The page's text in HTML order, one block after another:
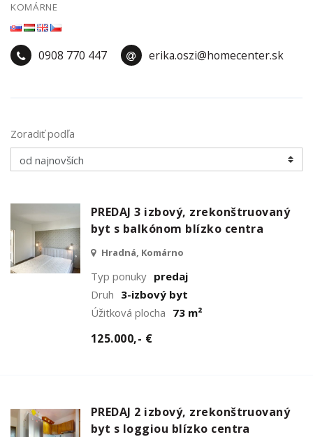
KOMÁRNE
0908 770 447 erika.oszi@homecenter.sk
Zoradiť podľa
PREDAJ 3 izbový, zrekonštruovaný
byt s balkónom blízko centra
Hradná, Komárno
Typ ponuky predaj
Druh 3-izbový byt
Úžitková plocha 73 m²
125.000,- €
PREDAJ 2 izbový, zrekonštruovaný
byt s loggiou blízko centra